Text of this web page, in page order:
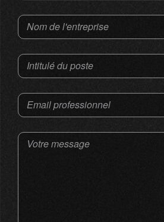
Nom de l'entreprise
Intitulé du poste
Email professionnel
Votre message